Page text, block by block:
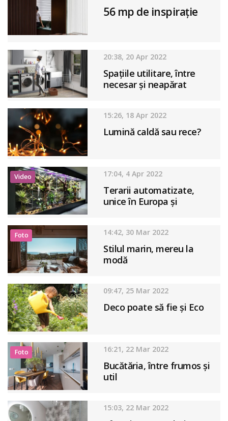
56 mp de inspirație
20:38, 20 Apr 2022
Spațiile utilitare, între
necesar și neapărat
15:26, 18 Apr 2022
Lumină caldă sau rece?
Video 17:04, 4 Apr 2022
Terarii automatizate,
unice în Europa și
Foto 14:42, 30 Mar 2022
Stilul marin, mereu la
modă
09:47, 25 Mar 2022
Deco poate să fie și Eco
Foto 16:21, 22 Mar 2022
Bucătăria, între frumos și
util
15:03, 22 Mar 2022